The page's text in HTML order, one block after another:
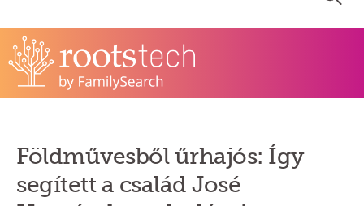
Földművesből űrhajós: Így
segített a család José